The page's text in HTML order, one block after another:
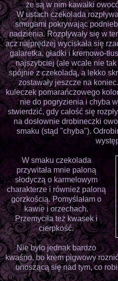
że są w nim kawałki
W ustach czekolada
smugami pokrywając
nadzienia. Rozpływały się w
acz najprędzej wyciskała się
galaretka, gładki i kremowo-
najszybciej (ale wcale nie tak
spójnie z czekoladą, a lekko
zostawały jeszcze na
kuleczek pomarańczowego
nie do pogryzienia i chyba
stwierdzić, gdy całość się
na dosłownie drobineczki
smaku (stąd "chyba").
W smaku czekolada
przywitała mnie paloną
słodyczą o karmelowym
charakterze i również paloną
gorzkością. Pomyślałam o
kawie i orzechach.
Przemyciła też kwasek i
cierpkość.
Nie było jednak bardzo
kwaśno, bo krem pigwowy
unoszącą się nad tym, co